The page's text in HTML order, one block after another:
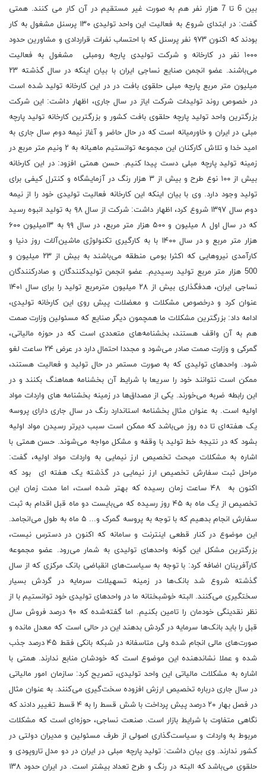
بین 6 تا 7 هزار نفر هم به صورت غیر مستقیم در آن کار می کنند. همتی
گفت: در ابتدای شروع به فعالیت این واحد تولیدی ۱۳۰ پرسنل مشغول به کار
بودند که اکنون ۹۷۳ نفر پرسنل که با احتساب نفرات قراردادی و مشاورین حدود
۱۰۰۰ نفر در کارخانه و شرکت تولیدی پارچه رومبلی مشغول به فعالیت
می‌باشند. عضو انجمن صنایع نساجی ایران با بیان اینکه در سال گذشته ۲۳
میلیون متر مربع پارچه مبلی حلقوی بافت در در این کارخانه تولید شده است
در خصوص روند تولیدات شرکت ایاز در سال جاری، اظهار داشت: این شرکت
بزرگترین واحد تولید پارچه حلقوی بافت کشور و بزرگترین کارخانه تولید پارچه
مبلی در ایران و خاورمیانه است که در حال حاضر و آغاز نیمه دوم سال جاری به
امید خدا و تلاش کارکنان این مجموعه توانستیم ماهیانه به ۲ ونیم متر مربع در
زمینه تولید پارچه مبلی دست پیدا کنیم. حسن همتی افزود: در این کارخانه
بیش از ۱۰۰ نوع طرح و بیش از ۳ هزار رنگ در آزمایشگاه و کنترل کیفی برای
تولید وجود دارد. وی با بیان اینکه این کارخانه فعالیت تولیدی خود را از نیمه
دوم سال ۱۳۹۷ شروع کرد، اظهار داشت: شرکت از سال ۹۸ به تولید انبوه رسید
که در سال اول ۸ میلیون و ۵۰۰ هزار متر مربع، در سال ۹۹ به ۱۳میلیون ۶۰۰
هزار متر مربع و در سال ۱۴۰۰ با به کارگیری تکنولوژی ماشین‌آلات روز دنیا و
کارآمدی نیروهایی که اکثرا بومی منطقه می‌باشند به بیش از ۲۳ میلیون و
500 هزار متر مربع تولید رسیدیم. عضو انجمن تولیدکنندگان و صادرکنندگان
نساجی ایران، هدفگذاری بیش از ۲۸ میلیون مترمربع تولید را برای سال ۱۴۰۱
عنوان کرد و درخصوص مشکلات و معضلات پیش روی این کارخانه تولیدی،
ادامه داد: بزرگترین مشکلات ما همچمون دیگر صنایع که مسئولین وزارت صمت
هم به آن واقف هستند، بخشنامه‌های متعددی است که در حوزه مالیاتی،
گمرکی و وزارت صمت صادر می‌شود و مجددا احتمال دارد در عرض ۲۴ ساعت لغو
شود. واحدهای تولیدی که به صورت مستمر در حال تولید و فعالیت هستند،
ممکن است نتوانند خود را سریعا با شرایط آن بخشنامه هماهنگ بکنند و در
این رابطه ضربه می‌خورند. یکی از مصداق‌ها در زمینه بخشنامه های واردات مواد
اولیه است. به عنوان مثال بخشنامه استاندارد رنگ در سال جاری دارای پروسه
یک هفته‌ای تا ده روز می‌باشد که ممکن است سبب دیرتر رسیدن مواد اولیه
بشود که در نتیجه خط تولید با وقفه و مشکل مواجه می‌شوند. حسن همتی با
اشاره به مشکلات مبحث تخصیص ارز نیمایی به واردات مواد اولیه، گفت:
مراحل ثبت سفارش تخصیص ارز نیمایی در گذشته یک هفته ای بود که
اکنون به ۴۸ ساعت زمان رسیده که بهتر شده است، اما مدت زمان این
تخصیص از یک ماه به ۴۵ روز رسیده که می‌بایست دو ماه قبل اقدام به ثبت
سفارش انجام بدهیم که با توجه به پروسه گمرک و... ۵ ماه به طول می‌انجامد.
این موضوع در کنار قطعی اینترنت و سامانه که اکنون در دسترس نیست،
بزرگترین مشکل این گونه واحدهای تولیدی به شمار می‌رود. عضو مجموعه
کارآفرینان اضافه کرد: با توجه به سیاست‌های انقباضی بانک مرکزی که از سال
گذشته شروع شد بانک‌ها در زمینه تسهیلات سرمایه در گردش بسیار
سختگیری می‌کنند. البته خوشبختانه ما در واحدهای تولیدی خود توانستیم با از
نظر نقدینگی خودمان را تامین بکنیم. اما گفته‌شده که ۹۰ درصد فروش سال
قبل را باید بانک‌ها سرمایه در گردش بدهند این در حالی است که معدل مانده و
صورت‌های مالی انجام شده ولی متاسفانه در شبکه بانکی فقط ۴۵ درصد جذب
شده و عملا نشاندهنده این موضوع است که خودشان منابع ندارند. همتی با
اشاره به مشکلات مالیاتی این واحد تولیدی، تصریح کرد: سازمان امور مالیاتی
در سال جاری درباره تخصیص ارزش افزوده سخت‌گیری می‌کنند. به عنوان مثال
در فصل بهار ۲۰ درصد پیش پرداخت با شش قسط را به ۴ قسط تغییر دادند که
نگاهی متفاوت با شرایط بازار است. صنعت نساجی، حوزه‌ای است که مشکلات
مربوط به واردات و سیاست‌گذاری اصولی از طرف مسئولین و مدیران دولتی در
کشور ندارند. وی بیان داشت: تولید پارچه مبلی در ایران در دو مدل تاروپودی و
حلقوی می‌باشد که البته در رنگ و طرح تعداد بیشتر است. در ایران حدود ۱۳۸